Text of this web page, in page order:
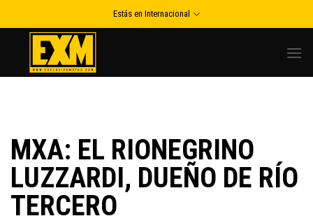
to
Estás en Internacional
MXA: EL RIONEGRINO
LUZZARDI, DUEÑO DE RÍO
TERCERO